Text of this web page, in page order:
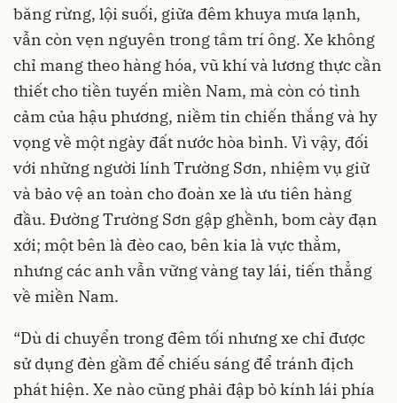
băng rừng, lội suối, giữa đêm khuya mưa lạnh,
vẫn còn vẹn nguyên trong tâm trí ông. Xe không
chỉ mang theo hàng hóa, vũ khí và lương thực cần
thiết cho tiền tuyến miền Nam, mà còn có tình
cảm của hậu phương, niềm tin chiến thắng và hy
vọng về một ngày đất nước hòa bình. Vì vậy, đối
với những người lính Trường Sơn, nhiệm vụ giữ
và bảo vệ an toàn cho đoàn xe là ưu tiên hàng
đầu. Đường Trường Sơn gập ghềnh, bom cày đạn
xới; một bên là đèo cao, bên kia là vực thẳm,
nhưng các anh vẫn vững vàng tay lái, tiến thẳng
về miền Nam.
“Dù di chuyển trong đêm tối nhưng xe chỉ được
sử dụng đèn gầm để chiếu sáng để tránh địch
phát hiện. Xe nào cũng phải đập bỏ kính lái phía